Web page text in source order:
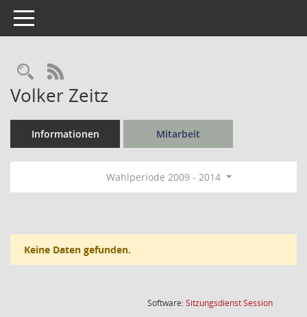
Toggle navigation
Rechercheauswahl
RSS-Feed
Volker Zeitz
Informationen Mitarbeit
Wahlperiode 2009 - 2014
Keine Daten gefunden.
Software:SitzungsdienstSession(Wird in